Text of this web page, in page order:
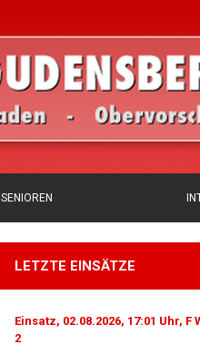
SENIOREN
LETZTE EINSÄTZE
Einsatz, 02.08.2026, 17:01 Uhr, F
2